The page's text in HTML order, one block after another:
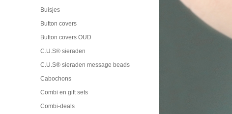
Buisjes
Button covers
Button covers OUD
C.U.S® sieraden
C.U.S® sieraden message beads
Cabochons
Combi en gift sets
Combi-deals